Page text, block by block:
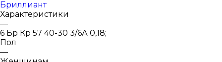
Бриллиант
Характеристики
—
6 Бр Кр 57 40-30 3/6А 0,18;
Пол
—